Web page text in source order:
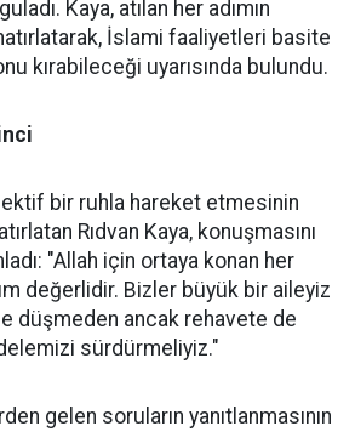
Kaya, atılan her adımın
İslami faaliyetleri basite
kırabileceği uyarısında bulundu.
bir ruhla hareket etmesinin
Rıdvan Kaya, konuşmasını
"Allah için ortaya konan her
değerlidir. Bizler büyük bir aileyiz
düşmeden ancak rehavete de
sürdürmeliyiz."
gelen soruların yanıtlanmasının